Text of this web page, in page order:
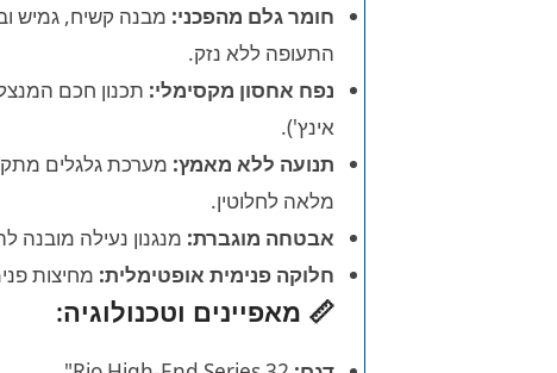
חומר גלם מהפכני: מבנה קשיח, גמיש
התעופה ללא נזק.
נפח אחסון מקסימלי:
אינץ').
תנועה ללא מאמץ:
מלאה לחלוטין.
אבטחה מוגברת: מנגנון נעילה
חלוקה פנימית אופטימלית: מחיצות
📏 מאפיינים וטכנולוגיה: